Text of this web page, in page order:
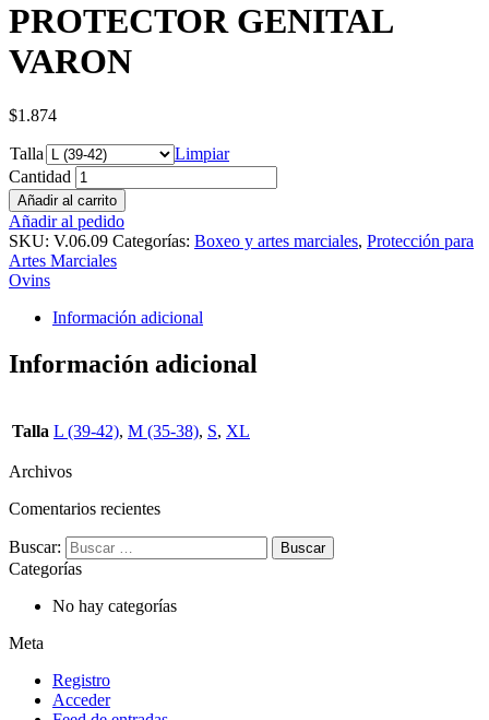
PROTECTOR GENITAL
VARON
$1.874
Talla
Limpiar
Cantidad
Añadir al carrito
Añadir al pedido
SKU: V.06.09 Categorías: Boxeo y artes marciales, Protección para
Artes Marciales
Ovins
Información adicional
Información adicional
Talla L (39-42), M (35-38), S, XL
Archivos
Comentarios recientes
Buscar:
Categorías
No hay categorías
Meta
Registro
Acceder